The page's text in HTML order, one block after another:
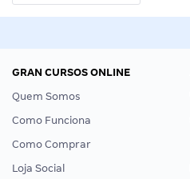
GRAN CURSOS ONLINE
Quem Somos
Como Funciona
Como Comprar
Loja Social